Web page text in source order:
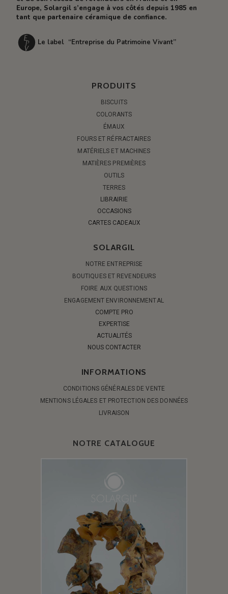
Europe, Solargil s’engage à vos côtés depuis 1985 en
tant que partenaire céramique de confiance.
Le label “Entreprise du Patrimoine Vivant”
PRODUITS
BISCUITS
COLORANTS
ÉMAUX
FOURS ET RÉFRACTAIRES
MATÉRIELS ET MACHINES
MATIÈRES PREMIÈRES
OUTILS
TERRES
LIBRAIRIE
OCCASIONS
CARTES CADEAUX
SOLARGIL
NOTRE ENTREPRISE
BOUTIQUES ET REVENDEURS
FOIRE AUX QUESTIONS
ENGAGEMENT ENVIRONNEMENTAL
COMPTE PRO
EXPERTISE
ACTUALITÉS
NOUS CONTACTER
INFORMATIONS
CONDITIONS GÉNÉRALES DE VENTE
MENTIONS LÉGALES ET PROTECTION DES DONNÉES
LIVRAISON
NOTRE CATALOGUE